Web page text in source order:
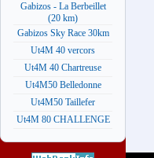
Gabizos - La Berbeillet
(20 km)
Gabizos Sky Race 30km
Ut4M 40 vercors
Ut4M 40 Chartreuse
Ut4M50 Belledonne
Ut4M50 Taillefer
Ut4M 80 CHALLENGE